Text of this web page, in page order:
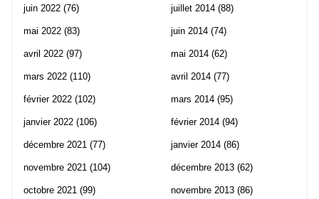
juin 2022 (76)
mai 2022 (83)
avril 2022 (97)
mars 2022 (110)
février 2022 (102)
janvier 2022 (106)
décembre 2021 (77)
novembre 2021 (104)
octobre 2021 (99)
juillet 2014 (88)
juin 2014 (74)
mai 2014 (62)
avril 2014 (77)
mars 2014 (95)
février 2014 (94)
janvier 2014 (86)
décembre 2013 (62)
novembre 2013 (86)